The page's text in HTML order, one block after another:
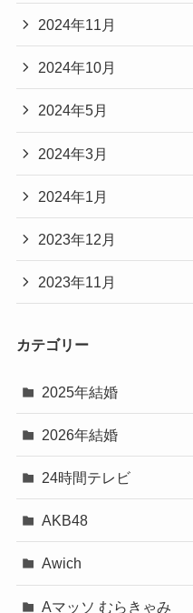
2024年11月
2024年10月
2024年5月
2024年3月
2024年1月
2023年12月
2023年11月
カテゴリー
2025年結婚
2026年結婚
24時間テレビ
AKB48
Awich
Aマッソ むらきゃみ